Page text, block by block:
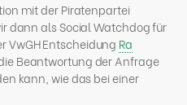
mit der Piratenpartei
dann als Social Watchdog für
VwGH Entscheidung Ra
Beantwortung der Anfrage
kann, wie das bei einer